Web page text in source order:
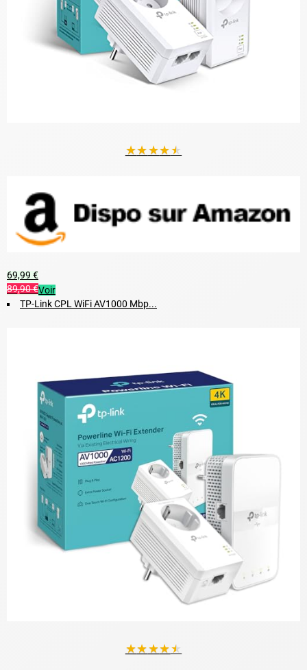
★★★★★
69,99 €
89,90 €Voir
TP-Link CPL WiFi AV1000 Mbp...
★★★★★